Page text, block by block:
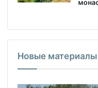
Новые материалы